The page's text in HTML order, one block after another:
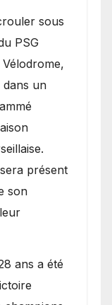
sous
PSG
dans un
présent
son
ans a été